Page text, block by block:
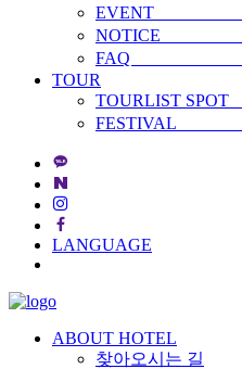
EVENT
NOTICE
FAQ ·
TOUR
TOURLIST
FESTIVAL
LANGUAGE
ABOUT HOTEL
찾아오시는 길